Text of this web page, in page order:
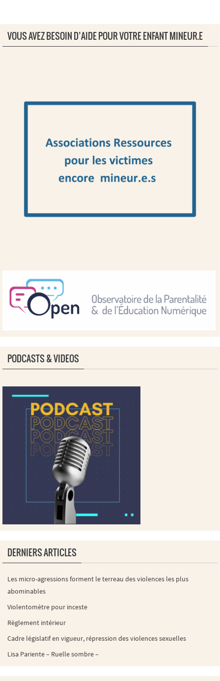
VOUS AVEZ BESOIN D’AIDE POUR VOTRE ENFANT MINEUR.E
PODCASTS & VIDEOS
DERNIERS ARTICLES
Les micro-agressions forment le terreau des violences les plus
abominables
Violentomètre pour inceste
Règlement intérieur
Cadre législatif en vigueur, répression des violences sexuelles
Lisa Pariente – Ruelle sombre –